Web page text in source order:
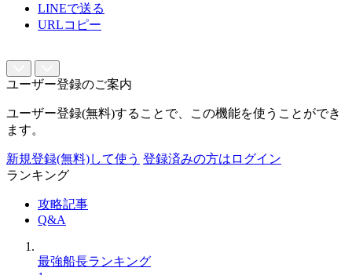
LINEで送る
URLコピー
ユーザー登録のご案内
ユーザー登録(無料)することで、この機能を使うことができ
ます。
新規登録(無料)して使う 登録済みの方はログイン
ランキング
攻略記事
Q&A
最強船長ランキング